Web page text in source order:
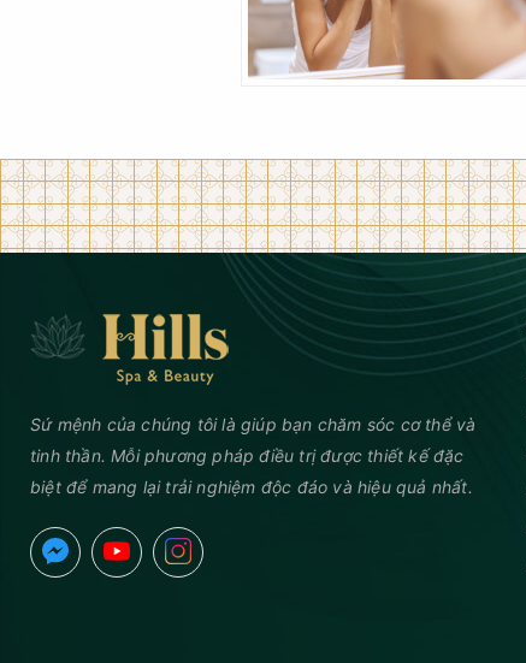
Sứ mệnh của chúng tôi là giúp bạn chăm sóc cơ thể và
tinh thần. Mỗi phương pháp điều trị được thiết kế đặc
biệt để mang lại trải nghiệm độc đáo và hiệu quả nhất.